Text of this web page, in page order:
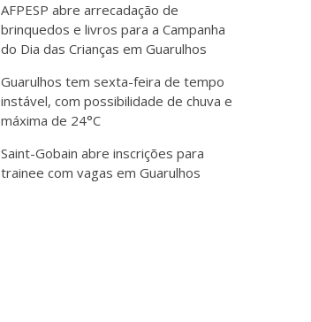
AFPESP abre arrecadação de
brinquedos e livros para a Campanha
do Dia das Crianças em Guarulhos
Guarulhos tem sexta-feira de tempo
instável, com possibilidade de chuva e
máxima de 24°C
Saint-Gobain abre inscrições para
trainee com vagas em Guarulhos